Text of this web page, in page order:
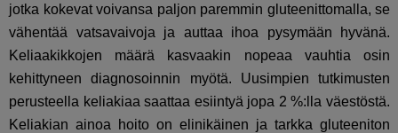
jotka kokevat voivansa paljon paremmin gluteenittomalla, se
vähentää vatsavaivoja ja auttaa ihoa pysymään hyvänä.
Keliaakikkojen määrä kasvaakin nopeaa vauhtia osin
kehittyneen diagnosoinnin myötä. Uusimpien tutkimusten
perusteella keliakiaa saattaa esiintyä jopa 2 %:lla väestöstä.
Keliakian ainoa hoito on elinikäinen ja tarkka gluteeniton